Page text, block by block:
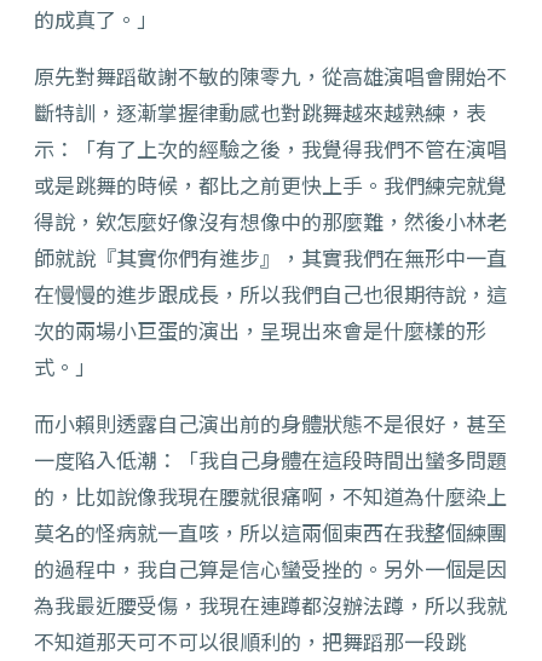
的成真了。」
原先對舞蹈敬謝不敏的陳零九，從高雄演唱會開始不
斷特訓，逐漸掌握律動感也對跳舞越來越熟練，表
示：「有了上次的經驗之後，我覺得我們不管在演唱
或是跳舞的時候，都比之前更快上手。我們練完就覺
得說，欸怎麼好像沒有想像中的那麼難，然後小林老
師就說『其實你們有進步』，其實我們在無形中一直
在慢慢的進步跟成長，所以我們自己也很期待說，這
次的兩場小巨蛋的演出，呈現出來會是什麼樣的形
式。」
而小賴則透露自己演出前的身體狀態不是很好，甚至
一度陷入低潮：「我自己身體在這段時間出蠻多問題
的，比如說像我現在腰就很痛啊，不知道為什麼染上
莫名的怪病就一直咳，所以這兩個東西在我整個練團
的過程中，我自己算是信心蠻受挫的。另外一個是因
為我最近腰受傷，我現在連蹲都沒辦法蹲，所以我就
不知道那天可不可以很順利的，把舞蹈那一段跳